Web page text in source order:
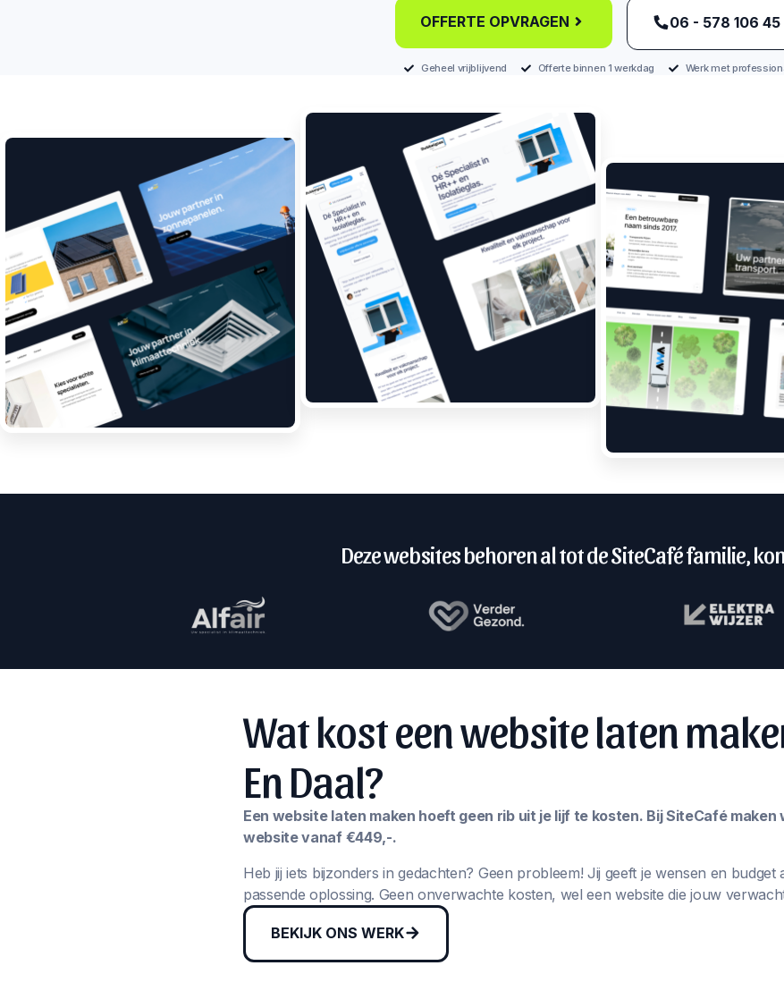
OFFERTE OPVRAGEN ‪06 - 578 106 45‬
Geheel vrijblijvend Offerte binnen 1 werkdag Werk met
Deze websites behoren al tot de SiteCafé familie,
Wat kost een website laten
En Daal?
Een website laten maken hoeft geen rib uit je lijf te kosten. Bij SiteCafé maken
website vanaf €449,-.
Heb jij iets bijzonders in gedachten? Geen probleem! Jij geeft je wensen en
passende oplossing. Geen onverwachte kosten, wel een website die jouw
BEKIJK ONS WERK